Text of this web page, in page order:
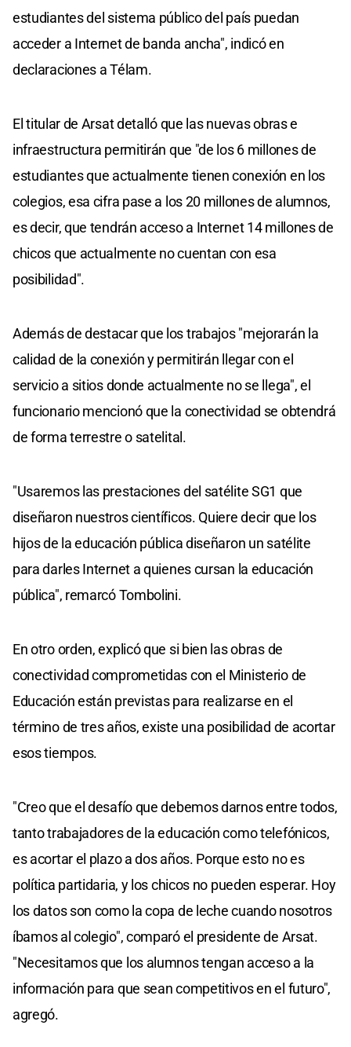
estudiantes del sistema público del país puedan
acceder a Internet de banda ancha", indicó en
declaraciones a Télam.
El titular de Arsat detalló que las nuevas obras e
infraestructura permitirán que "de los 6 millones de
estudiantes que actualmente tienen conexión en los
colegios, esa cifra pase a los 20 millones de alumnos,
es decir, que tendrán acceso a Internet 14 millones de
chicos que actualmente no cuentan con esa
posibilidad".
Además de destacar que los trabajos "mejorarán la
calidad de la conexión y permitirán llegar con el
servicio a sitios donde actualmente no se llega", el
funcionario mencionó que la conectividad se obtendrá
de forma terrestre o satelital.
"Usaremos las prestaciones del satélite SG1 que
diseñaron nuestros científicos. Quiere decir que los
hijos de la educación pública diseñaron un satélite
para darles Internet a quienes cursan la educación
pública", remarcó Tombolini.
En otro orden, explicó que si bien las obras de
conectividad comprometidas con el Ministerio de
Educación están previstas para realizarse en el
término de tres años, existe una posibilidad de acortar
esos tiempos.
"Creo que el desafío que debemos darnos entre todos,
tanto trabajadores de la educación como telefónicos,
es acortar el plazo a dos años. Porque esto no es
política partidaria, y los chicos no pueden esperar. Hoy
los datos son como la copa de leche cuando nosotros
íbamos al colegio", comparó el presidente de Arsat.
"Necesitamos que los alumnos tengan acceso a la
información para que sean competitivos en el futuro",
agregó.